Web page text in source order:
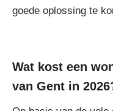
goede oplossing te
Wat kost een
van Gent in